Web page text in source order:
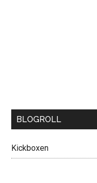
BLOGROLL
Kickboxen